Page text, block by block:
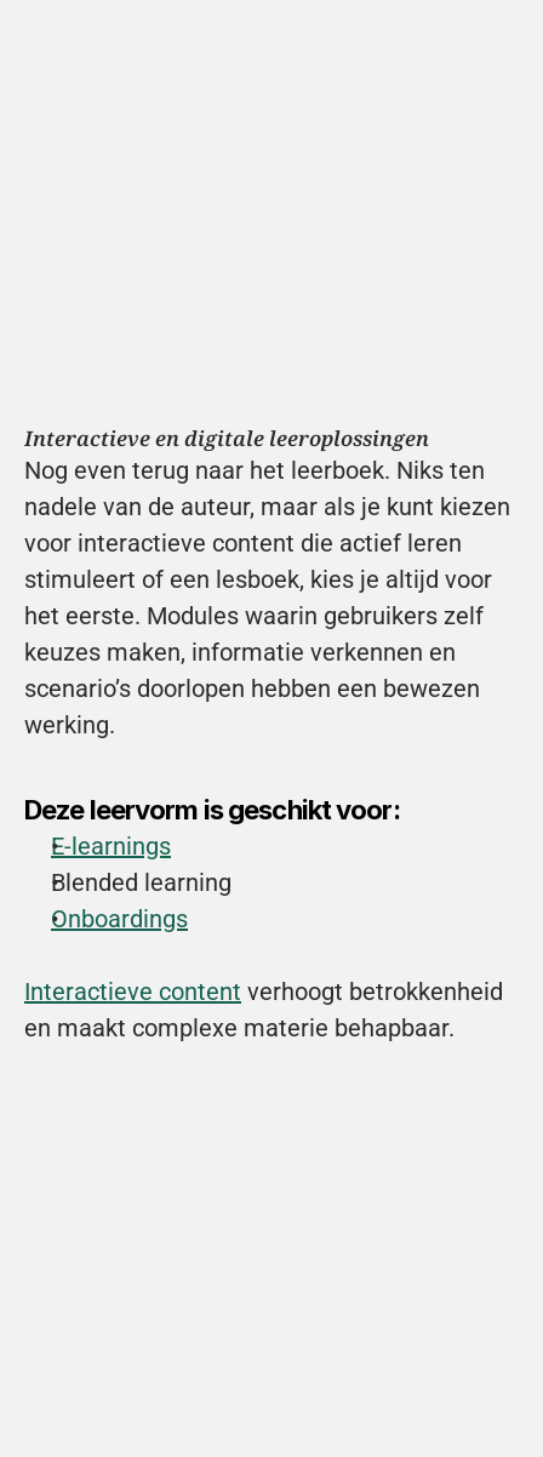
Interactieve en digitale leeroplossingen
Nog even terug naar het leerboek. Niks ten
nadele van de auteur, maar als je kunt kiezen
voor interactieve content die actief leren
stimuleert of een lesboek, kies je altijd voor
het eerste. Modules waarin gebruikers zelf
keuzes maken, informatie verkennen en
scenario’s doorlopen hebben een bewezen
werking.
Deze leervorm is geschikt voor:
E-learnings
Blended learning
Onboardings
Interactieve content verhoogt betrokkenheid
en maakt complexe materie behapbaar.